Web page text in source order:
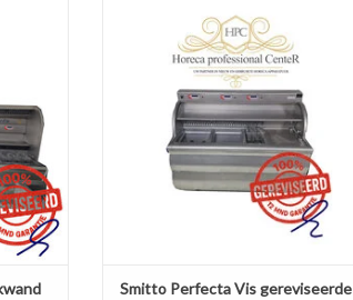
2013
TOEVOEGEN AAN WINKELWAGEN
Smitto Perfecta Vis gereviseerde